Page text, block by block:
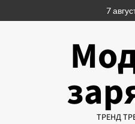
к
7
ТРЕНД